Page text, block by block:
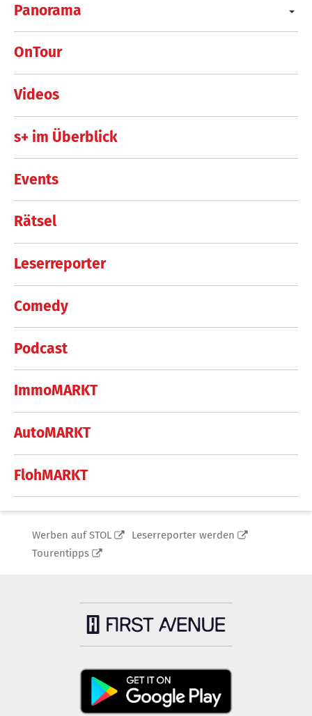
Panorama
OnTour
Videos
s+ im Überblick
Events
Rätsel
Leserreporter
Comedy
Podcast
ImmoMARKT
AutoMARKT
FlohMARKT
Werben auf STOL
Leserreporter werden
Tourentipps